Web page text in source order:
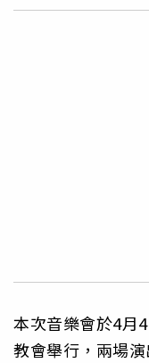
本次音樂會於4月
教會舉行，兩場